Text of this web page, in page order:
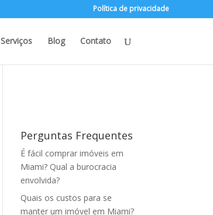
Política de privacidade
Serviços Blog Contato
Perguntas Frequentes
É fácil comprar imóveis em
Miami? Qual a burocracia
envolvida?
Quais os custos para se
manter um imóvel em Miami?